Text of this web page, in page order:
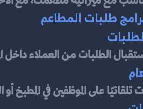
طلبات المطاعم
الطلبات من العملاء داخل
تلقائيًا على الموظفين في المطبخ